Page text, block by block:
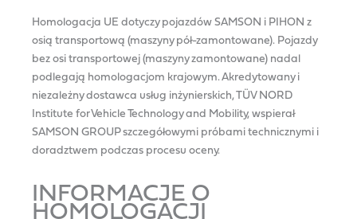
Homologacja UE dotyczy pojazdów SAMSON i PIHON z
osią transportową (maszyny pół-zamontowane). Pojazdy
bez osi transportowej (maszyny zamontowane) nadal
podlegają homologacjom krajowym. Akredytowany i
niezależny dostawca usług inżynierskich, TÜV NORD
Institute for Vehicle Technology and Mobility, wspierał
SAMSON GROUP szczegółowymi próbami technicznymi i
doradztwem podczas procesu oceny.
INFORMACJE O
HOMOLOGACJI